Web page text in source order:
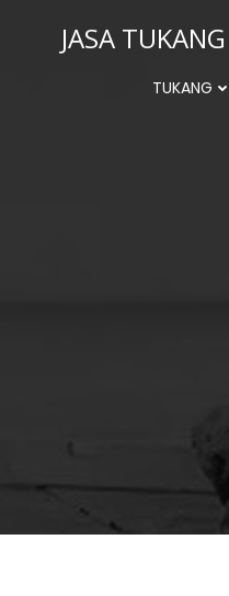
JASA
TUKANG